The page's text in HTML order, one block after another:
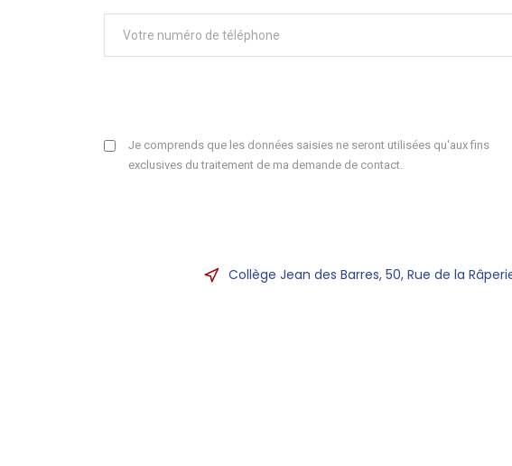
Je comprends que les données saisies ne seront utilisées qu'aux fins
exclusives du traitement de ma demande de contact.
Collège Jean des Barres, 50, Rue de la